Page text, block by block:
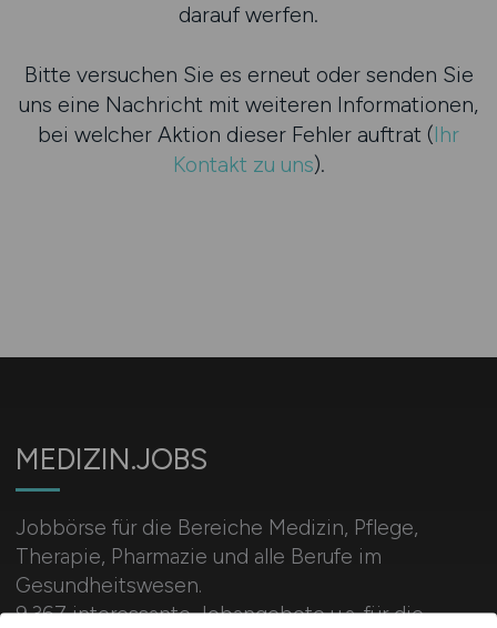
darauf werfen.
Bitte versuchen Sie es erneut oder senden Sie
uns eine Nachricht mit weiteren Informationen,
bei welcher Aktion dieser Fehler auftrat (Ihr
Kontakt zu uns).
MEDIZIN.JOBS
Jobbörse für die Bereiche Medizin, Pflege,
Therapie, Pharmazie und alle Berufe im
Gesundheitswesen.
9.367 interessante Jobangebote u.a. für die